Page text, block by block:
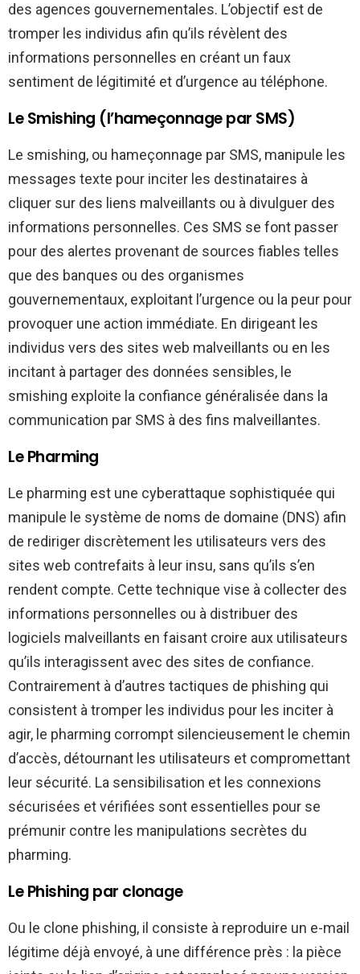
des agences gouvernementales. L’objectif est de
tromper les individus afin qu’ils révèlent des
informations personnelles en créant un faux
sentiment de légitimité et d’urgence au téléphone.
Le Smishing (l’hameçonnage par SMS)
Le smishing, ou hameçonnage par SMS, manipule les
messages texte pour inciter les destinataires à
cliquer sur des liens malveillants ou à divulguer des
informations personnelles. Ces SMS se font passer
pour des alertes provenant de sources fiables telles
que des banques ou des organismes
gouvernementaux, exploitant l’urgence ou la peur pour
provoquer une action immédiate. En dirigeant les
individus vers des sites web malveillants ou en les
incitant à partager des données sensibles, le
smishing exploite la confiance généralisée dans la
communication par SMS à des fins malveillantes.
Le Pharming
Le pharming est une cyberattaque sophistiquée qui
manipule le système de noms de domaine (DNS) afin
de rediriger discrètement les utilisateurs vers des
sites web contrefaits à leur insu, sans qu’ils s’en
rendent compte. Cette technique vise à collecter des
informations personnelles ou à distribuer des
logiciels malveillants en faisant croire aux utilisateurs
qu’ils interagissent avec des sites de confiance.
Contrairement à d’autres tactiques de phishing qui
consistent à tromper les individus pour les inciter à
agir, le pharming corrompt silencieusement le chemin
d’accès, détournant les utilisateurs et compromettant
leur sécurité. La sensibilisation et les connexions
sécurisées et vérifiées sont essentielles pour se
prémunir contre les manipulations secrètes du
pharming.
Le Phishing par clonage
Ou le clone phishing, il consiste à reproduire un e-mail
légitime déjà envoyé, à une différence près : la pièce